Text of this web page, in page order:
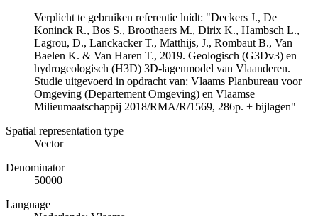
Verplicht te gebruiken referentie luidt: "Deckers J., De
Koninck R., Bos S., Broothaers M., Dirix K., Hambsch L.,
Lagrou, D., Lanckacker T., Matthijs, J., Rombaut B., Van
Baelen K. & Van Haren T., 2019. Geologisch (G3Dv3) en
hydrogeologisch (H3D) 3D-lagenmodel van Vlaanderen.
Studie uitgevoerd in opdracht van: Vlaams Planbureau voor
Omgeving (Departement Omgeving) en Vlaamse
Milieumaatschappij 2018/RMA/R/1569, 286p. + bijlagen"
Spatial representation type
Vector
Denominator
50000
Language